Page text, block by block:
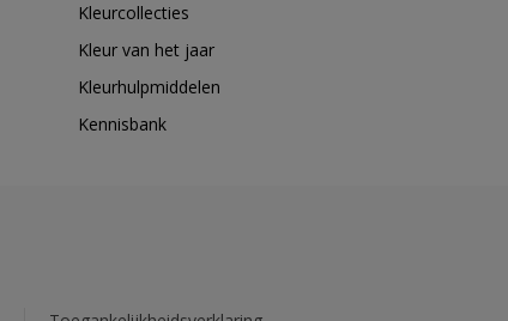
Kleurcollecties
Kleur van het jaar
Kleurhulpmiddelen
Kennisbank